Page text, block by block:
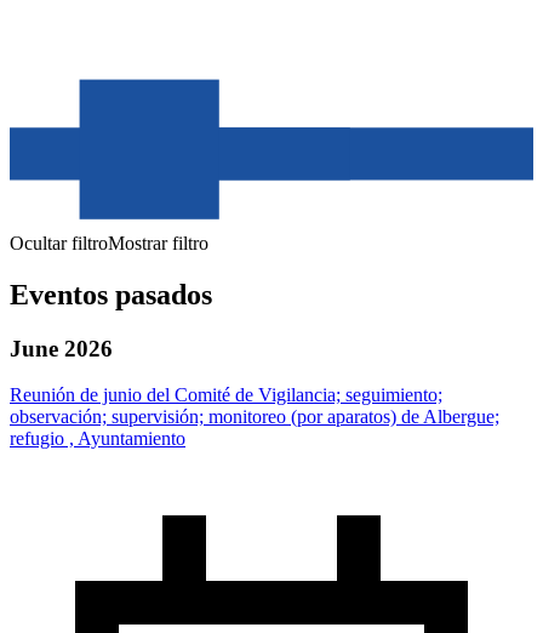
Ocultar filtroMostrar filtro
Eventos pasados
June 2026
Reunión de junio del Comité de Vigilancia; seguimiento;
observación; supervisión; monitoreo (por aparatos) de Albergue;
refugio , Ayuntamiento